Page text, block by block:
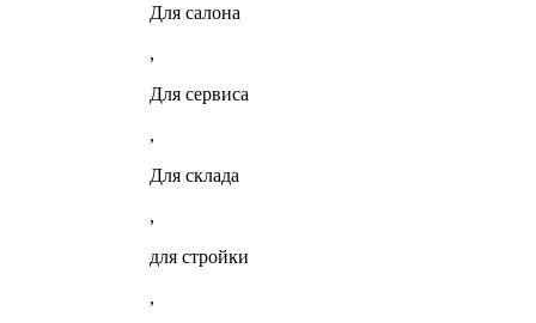
Для салона
,
Для сервиса
,
Для склада
,
для стройки
,